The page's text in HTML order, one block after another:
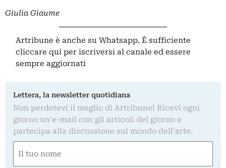
Giulia Giaume
Artribune è anche su Whatsapp. È sufficiente
cliccare qui per iscriversi al canale ed essere
sempre aggiornati
Lettera, la newsletter quotidiana
Non perdetevi il meglio di Artribune! Ricevi ogni
giorno un'e-mail con gli articoli del giorno e
partecipa alla discussione sul mondo dell'arte.
(Required)